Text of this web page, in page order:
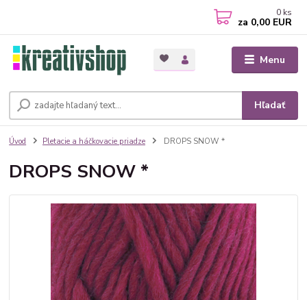
Menu
Hľadať
0 ks
za 0,00 EUR
Úvod Pletacie a háčkovacie priadze DROPS SNOW *
DROPS SNOW *